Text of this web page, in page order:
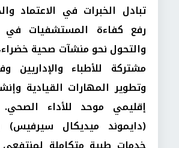
تبادل الخبرات في الاعتماد
رفع كفاءة المستشفيات في
والتحول نحو منشآت صحية
مشتركة للأطباء والإداريين
وتطوير المهارات القيادية
(دايموند ميديكال